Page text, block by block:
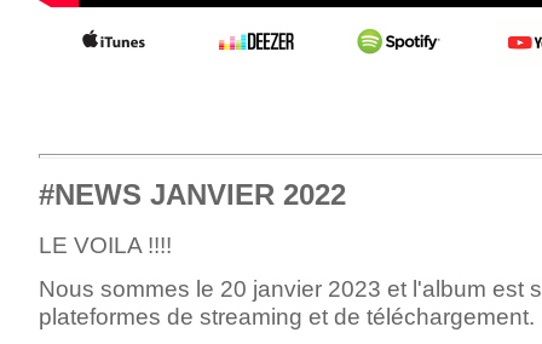
#NEWS JANVIER 2022
LE VOILA !!!!
Nous sommes le 20 janvier 2023 et l'album est
plateformes de streaming et de téléchargement.